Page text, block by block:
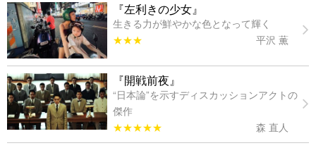
『左利きの少女』
生きる力が鮮やかな色となって輝く
★★★
平沢 薫
『開戦前夜』
“日本論”を示すディスカッションアクトの
傑作
★★★★★
森 直人